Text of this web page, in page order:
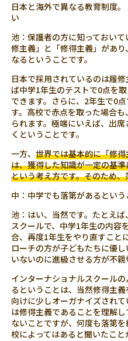
日本と海外で異なる教育制度
い
池：保護者の方に知っておい
修主義」と「修得主義」があ
なるということです。
日本で採用されているのは履
ば中学1年生のテストで0点を
できます。さらに、2年生で0
す。高校で赤点を取った場合
られます。極端にいえば、出
くということです。
一方、世界では基本的に「修
は、獲得した知識が一定の基
という考え方です。そのため
中：中学でも落第があるという
池：はい、当然です。たとえ
スクールで、中学1年生の内容
合、再度1年生をやり直すこと
ローチの方が子どもたちに優
いないのに進級させる方が不親
インターナショナルスクール
るということは、当然修得主
向けに少しオーガナイズされ
は修得主義であることを理解
ないことですが、何度も落第
校によってはあると聞いたこと